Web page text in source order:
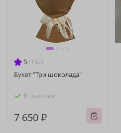
5 (142)
Букет "Три шоколада"
В наличии
7 650 ₽